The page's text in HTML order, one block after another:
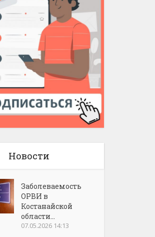
Новости
Заболеваемость
ОРВИ в
Костанайской
области...
07.05.2026 14:13